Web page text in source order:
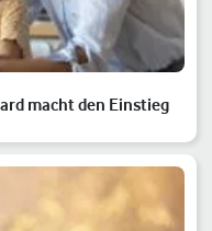
macht den Einstieg